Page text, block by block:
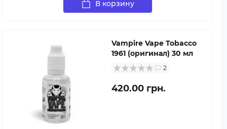
В корзину
Vampire Vape Tobacco
1961 (оригинал) 30 мл
2
420.00 грн.